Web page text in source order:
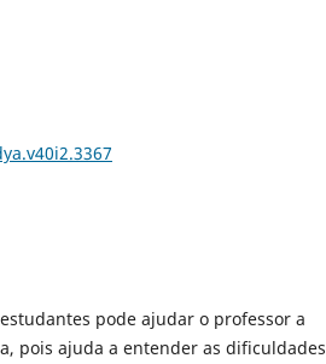
pode ajudar o professor a
pois ajuda a entender as dificuldades